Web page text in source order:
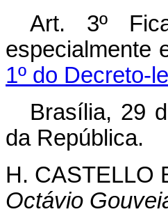
Art. 3º
especialmente
1º do Decreto-
Brasília, 29
da República.
H. CASTELLO
Octávio